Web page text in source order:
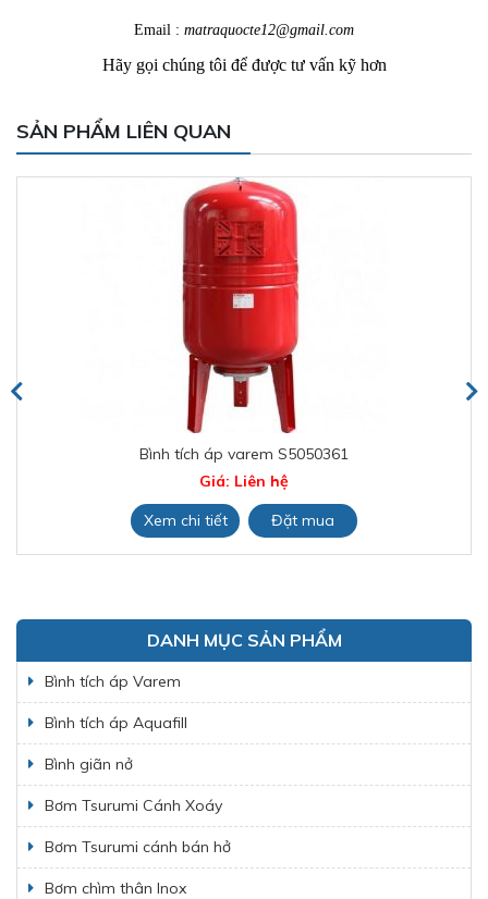
Email : matraquocte12@gmail.com
Hãy gọi chúng tôi để được tư vấn kỹ hơn
SẢN PHẨM LIÊN QUAN
Bình tích áp varem S5050361
Giá: Liên hệ
Xem chi tiết
Đặt mua
DANH MỤC SẢN PHẨM
Bình tích áp Varem
Bình tích áp Aquafill
Bình giãn nở
Bơm Tsurumi Cánh Xoáy
Bơm Tsurumi cánh bán hở
Bơm chìm thân Inox